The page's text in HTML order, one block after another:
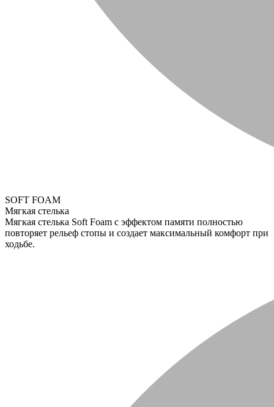
SOFT FOAM
Мягкая стелька
Мягкая стелька Soft Foam с эффектом памяти полностью
повторяет рельеф стопы и создает максимальный комфорт при
ходьбе.